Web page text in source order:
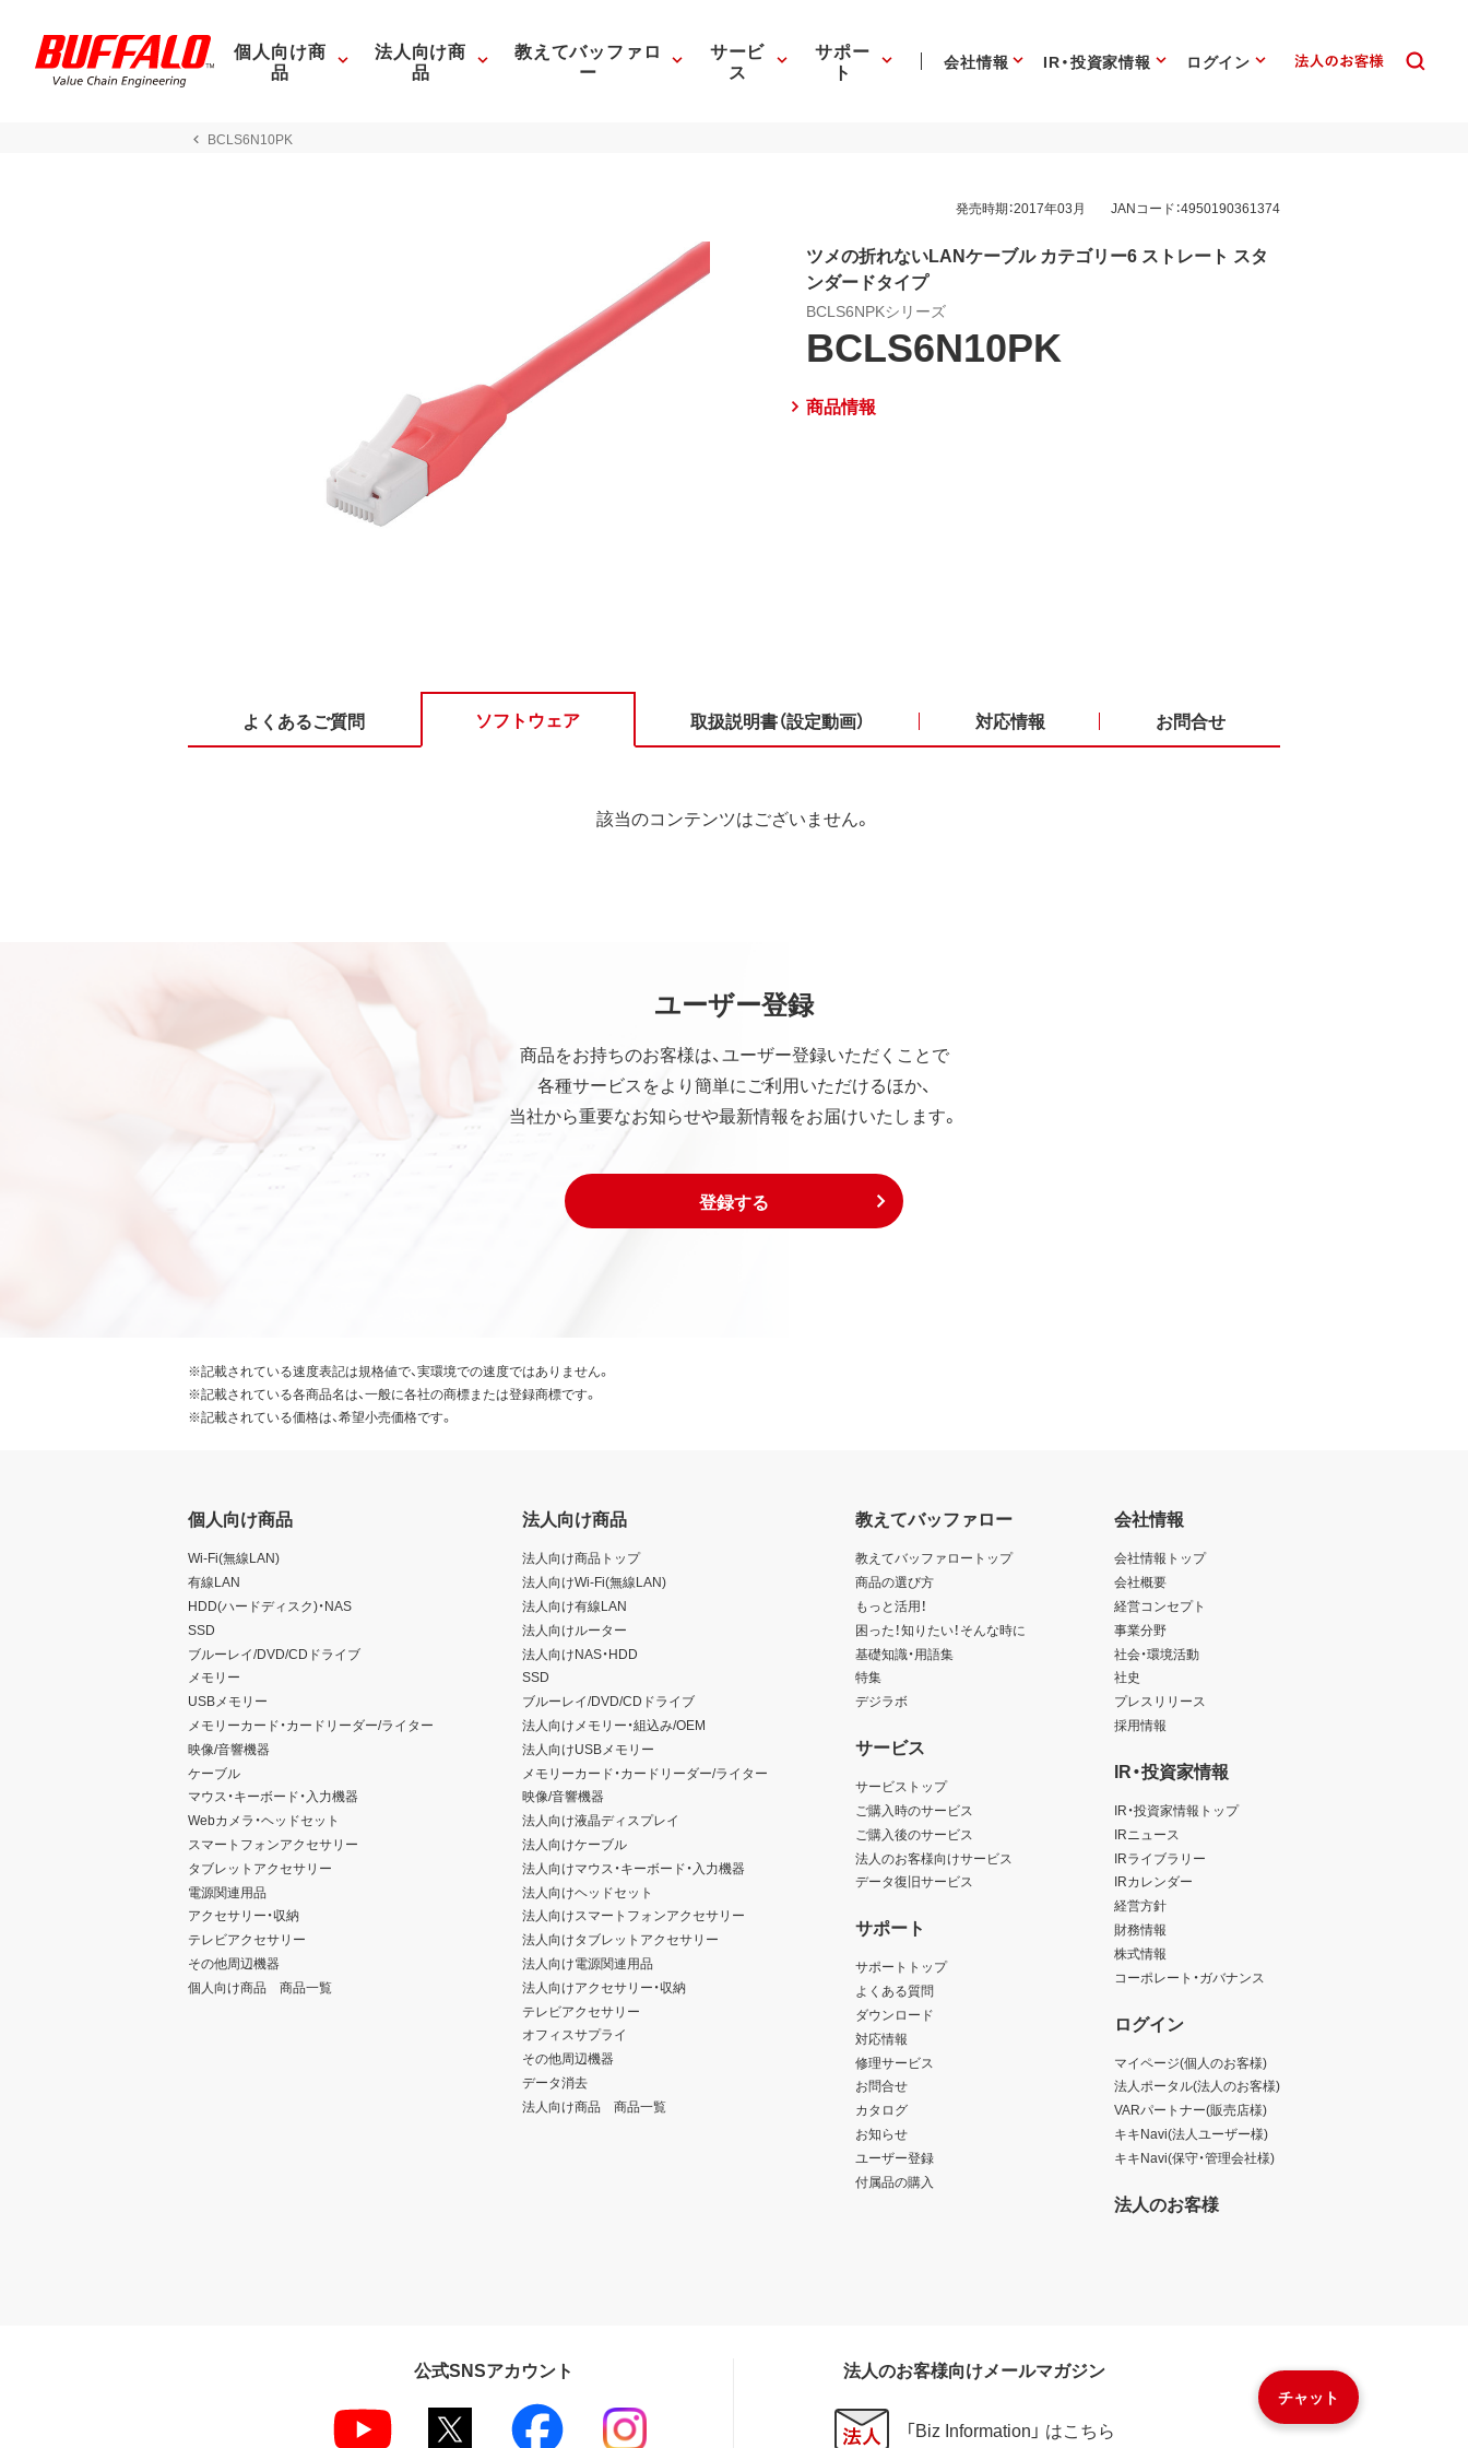
個人向け商
品
法人向け商
品
教えてバッファロ
ー
サービ
ス
サポー
ト 会社情報 IR・投資家情報 ログイン
BCLS6N10PK
発売時期：2017年03月 JANコード：4950190361374
ツメの折れないLANケーブル カテゴリー6 ストレート スタ
ンダードタイプ
BCLS6NPKシリーズ
BCLS6N10PK
商品情報
よくあるご質問 ソフトウェア 取扱説明書（設定動画） 対応情報 お問合せ
該当のコンテンツはございません。
ユーザー登録
商品をお持ちのお客様は、ユーザー登録いただくことで
各種サービスをより簡単にご利用いただけるほか、
当社から重要なお知らせや最新情報をお届けいたします。
登録する
チャット
※記載されている速度表記は規格値で、実環境での速度ではありません。
※記載されている各商品名は、一般に各社の商標または登録商標です。
※記載されている価格は、希望小売価格です。
個人向け商品
Wi-Fi(無線LAN)
有線LAN
HDD(ハードディスク)・NAS
SSD
ブルーレイ/DVD/CDドライブ
メモリー
USBメモリー
メモリーカード・カードリーダー/ライター
映像/音響機器
ケーブル
マウス・キーボード・入力機器
Webカメラ・ヘッドセット
スマートフォンアクセサリー
タブレットアクセサリー
電源関連用品
アクセサリー・収納
テレビアクセサリー
その他周辺機器
個人向け商品 商品一覧
法人向け商品
法人向け商品トップ
法人向けWi-Fi(無線LAN)
法人向け有線LAN
法人向けルーター
法人向けNAS・HDD
SSD
ブルーレイ/DVD/CDドライブ
法人向けメモリー・組込み/OEM
法人向けUSBメモリー
メモリーカード・カードリーダー/ライター
映像/音響機器
法人向け液晶ディスプレイ
法人向けケーブル
法人向けマウス・キーボード・入力機器
法人向けヘッドセット
法人向けスマートフォンアクセサリー
法人向けタブレットアクセサリー
法人向け電源関連用品
法人向けアクセサリー・収納
テレビアクセサリー
オフィスサプライ
その他周辺機器
データ消去
法人向け商品 商品一覧
教えてバッファロー
教えてバッファロートップ
商品の選び方
もっと活用！
困った！知りたい！そんな時に
基礎知識・用語集
特集
デジラボ
サービス
サービストップ
ご購入時のサービス
ご購入後のサービス
法人のお客様向けサービス
データ復旧サービス
サポート
サポートトップ
よくある質問
ダウンロード
対応情報
修理サービス
お問合せ
カタログ
お知らせ
ユーザー登録
付属品の購入
会社情報
会社情報トップ
会社概要
経営コンセプト
事業分野
社会・環境活動
社史
プレスリリース
採用情報
IR・投資家情報
IR・投資家情報トップ
IRニュース
IRライブラリー
IRカレンダー
経営方針
財務情報
株式情報
コーポレート・ガバナンス
ログイン
マイページ(個人のお客様)
法人ポータル(法人のお客様)
VARパートナー(販売店様)
キキNavi(法人ユーザー様)
キキNavi(保守・管理会社様)
法人のお客様
公式SNSアカウント 法人のお客様向けメールマガジン
「Biz Information」 はこちら